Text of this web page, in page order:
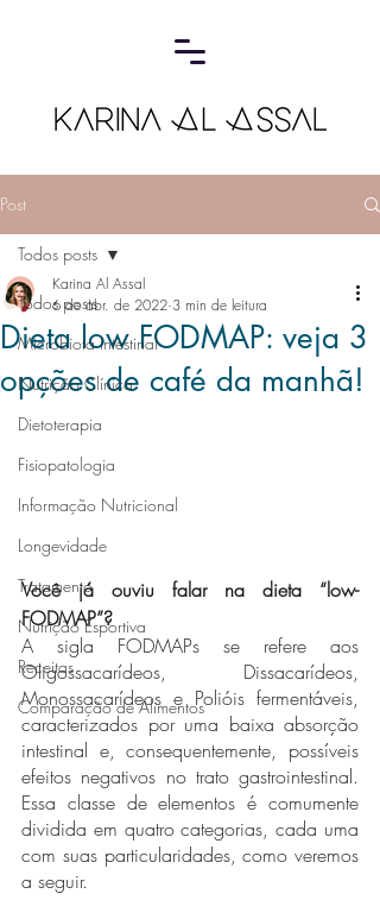
Post
Todos posts
Microbiota Intestinal
Nutrição Clínica
Dietoterapia
Fisiopatologia
Informação Nutricional
Longevidade
Tratamento
Nutrição Esportiva
Receitas
Comparação de Alimentos
Todos posts
Dieta low FODMAP: veja 3
opções de café da manhã!
Karina Al Assal
6 de abr. de 2022 3 min de leitura
Você já ouviu falar na dieta “low-
FODMAP”?
A sigla FODMAPs se refere aos
Oligossacarídeos, Dissacarídeos,
Monossacarídeos e Polióis fermentáveis,
caracterizados por uma baixa absorção
intestinal e, consequentemente, possíveis
efeitos negativos no trato gastrointestinal.
Essa classe de elementos é comumente
dividida em quatro categorias, cada uma
com suas particularidades, como veremos
a seguir.